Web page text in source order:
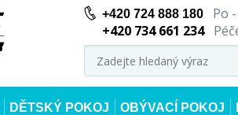
+420 724 888 180Po -
+420 734 661 234
DĚTSKÝ POKOJ OBÝVACÍ POKOJ